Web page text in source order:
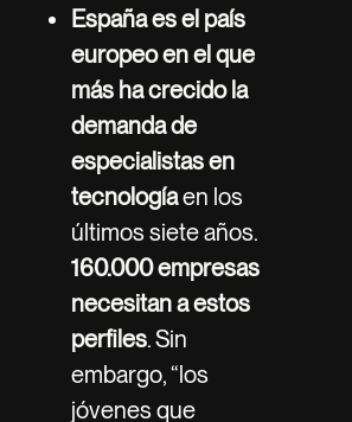
España es el país
europeo en el que
más ha crecido la
demanda de
especialistas en
tecnologíaen los
últimos siete años.
160.000 empresas
necesitan a estos
perfiles. Sin
embargo, “los
jóvenes que